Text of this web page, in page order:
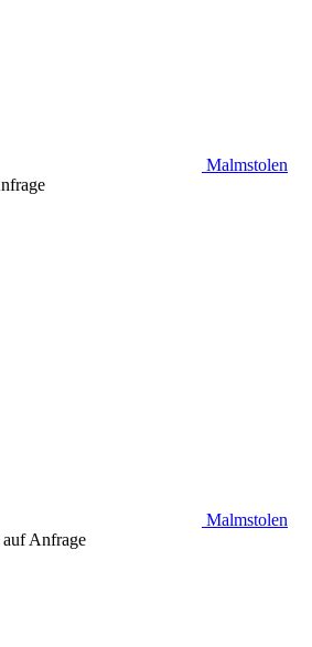
Malmstolen
Malmstolen
auf Anfrage